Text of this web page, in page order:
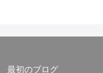
最初のブログ